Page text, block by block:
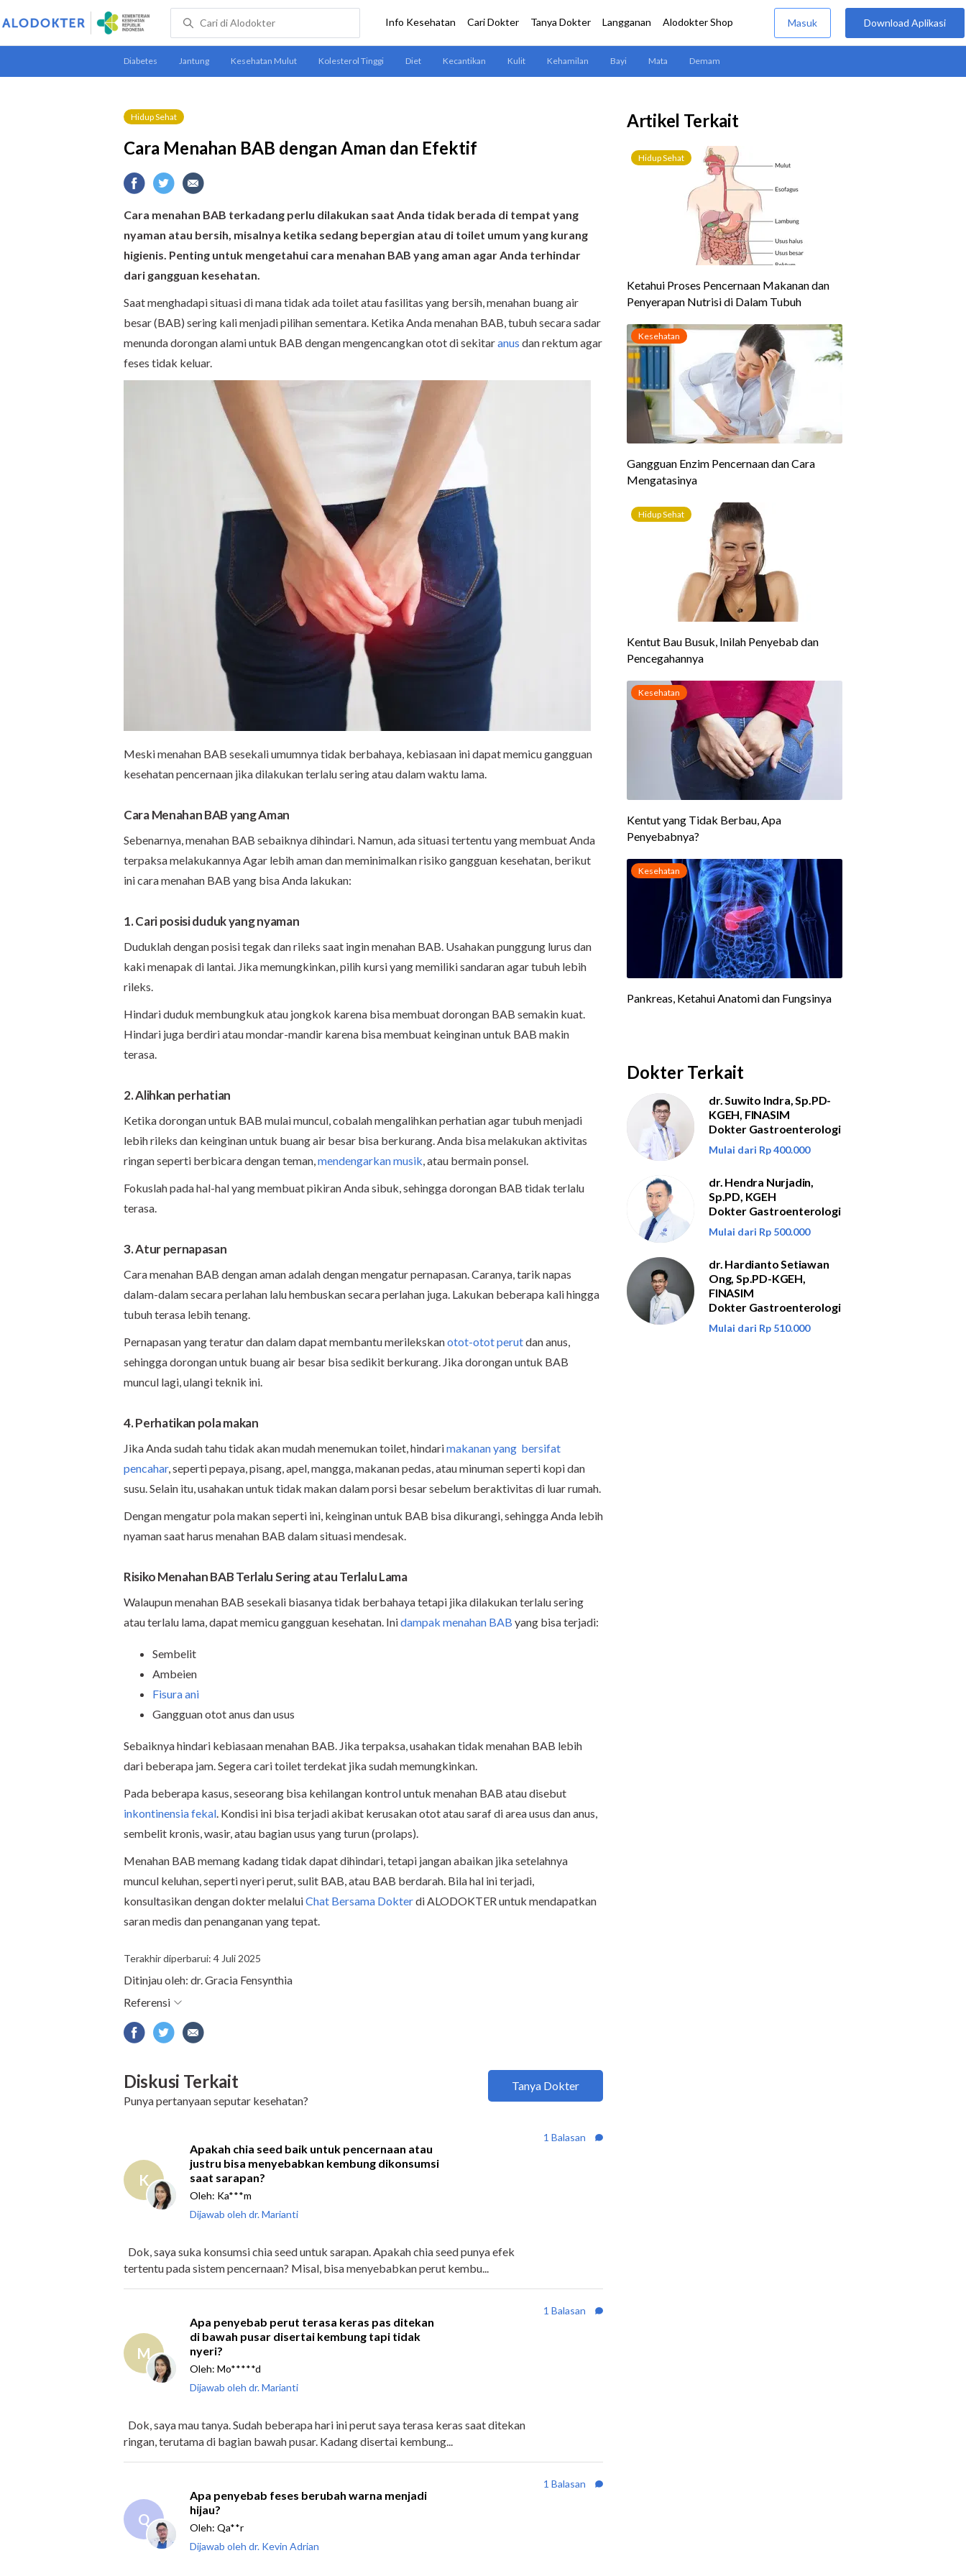
Hidup Sehat
Cara Menahan BAB dengan Aman dan Efektif
Cara menahan BAB terkadang perlu dilakukan saat Anda tidak berada di tempat yang
nyaman atau bersih, misalnya ketika sedang bepergian atau di toilet umum yang kurang
higienis. Penting untuk mengetahui cara menahan BAB yang aman agar Anda terhindar
dari gangguan kesehatan.
Saat menghadapi situasi di mana tidak ada toilet atau fasilitas yang bersih, menahan buang air
besar (BAB) sering kali menjadi pilihan sementara. Ketika Anda menahan BAB, tubuh secara sadar
menunda dorongan alami untuk BAB dengan mengencangkan otot di sekitaranus dan rektum agar
feses tidak keluar.
Meski menahan BAB sesekali umumnya tidak berbahaya, kebiasaan ini dapat memicu gangguan
kesehatan pencernaan jika dilakukan terlalu sering atau dalam waktu lama.
Cara Menahan BAB yang Aman
Sebenarnya, menahan BAB sebaiknya dihindari. Namun, ada situasi tertentu yang membuat Anda
terpaksa melakukannya Agar lebih aman dan meminimalkan risiko gangguan kesehatan, berikut
ini cara menahan BAB yang bisa Anda lakukan:
1. Cari posisi duduk yang nyaman
Duduklah dengan posisi tegak dan rileks saat ingin menahan BAB. Usahakan punggung lurus dan
kaki menapak di lantai. Jika memungkinkan, pilih kursi yang memiliki sandaran agar tubuh lebih
rileks.
Hindari duduk membungkuk atau jongkok karena bisa membuat dorongan BAB semakin kuat.
Hindari juga berdiri atau mondar-mandir karena bisa membuat keinginan untuk BAB makin
terasa.
2. Alihkan perhatian
Ketika dorongan untuk BAB mulai muncul, cobalah mengalihkan perhatian agar tubuh menjadi
lebih rileks dan keinginan untuk buang air besar bisa berkurang. Anda bisa melakukan aktivitas
ringan seperti berbicara dengan teman,mendengarkan musik, atau bermain ponsel.
Fokuslah pada hal-hal yang membuat pikiran Anda sibuk, sehingga dorongan BAB tidak terlalu
terasa.
3. Atur pernapasan
Cara menahan BAB dengan aman adalah dengan mengatur pernapasan. Caranya, tarik napas
dalam-dalam secara perlahan lalu hembuskan secara perlahan juga. Lakukan beberapa kali hingga
tubuh terasa lebih tenang.
Pernapasan yang teratur dan dalam dapat membantu merilekskanotot-otot perutdan anus,
sehingga dorongan untuk buang air besar bisa sedikit berkurang. Jika dorongan untuk BAB
muncul lagi, ulangi teknik ini.
4. Perhatikan pola makan
Jika Anda sudah tahu tidak akan mudah menemukan toilet, hindarimakanan yang bersifat
pencahar, seperti pepaya, pisang, apel, mangga, makanan pedas, atau minuman seperti kopi dan
susu. Selain itu, usahakan untuk tidak makan dalam porsi besar sebelum beraktivitas di luar rumah.
Dengan mengatur pola makan seperti ini, keinginan untuk BAB bisa dikurangi, sehingga Anda lebih
nyaman saat harus menahan BAB dalam situasi mendesak.
Risiko Menahan BAB Terlalu Sering atau Terlalu Lama
Walaupun menahan BAB sesekali biasanya tidak berbahaya tetapi jika dilakukan terlalu sering
atau terlalu lama, dapat memicu gangguan kesehatan. Inidampak menahan BAB yang bisa terjadi:
Sembelit
Ambeien
Fisura ani
Gangguan otot anus dan usus
Sebaiknya hindari kebiasaan menahan BAB. Jika terpaksa, usahakan tidak menahan BAB lebih
dari beberapa jam. Segera cari toilet terdekat jika sudah memungkinkan.
Pada beberapa kasus, seseorang bisa kehilangan kontrol untuk menahan BAB atau disebut
inkontinensia fekal. Kondisi ini bisa terjadi akibat kerusakan otot atau saraf di area usus dan anus,
sembelit kronis, wasir, atau bagian usus yang turun (prolaps).
Menahan BAB memang kadang tidak dapat dihindari, tetapi jangan abaikan jika setelahnya
muncul keluhan, seperti nyeri perut, sulit BAB, atau BAB berdarah. Bila hal ini terjadi,
konsultasikan dengan dokter melaluiChat Bersama Dokterdi ALODOKTER untuk mendapatkan
saran medis dan penanganan yang tepat.
Terakhir diperbarui: 4 Juli 2025
Artikel Terkait
Dokter Terkait